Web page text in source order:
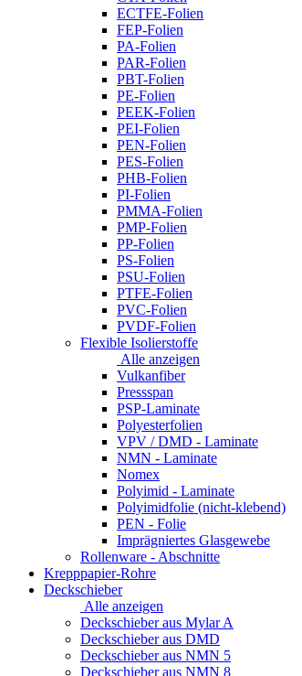
ECTFE-Folien
FEP-Folien
PA-Folien
PAR-Folien
PBT-Folien
PE-Folien
PEEK-Folien
PEI-Folien
PEN-Folien
PES-Folien
PHB-Folien
PI-Folien
PMMA-Folien
PMP-Folien
PP-Folien
PS-Folien
PSU-Folien
PTFE-Folien
PVC-Folien
PVDF-Folien
Flexible Isolierstoffe
Alle anzeigen
Vulkanfiber
Pressspan
PSP-Laminate
Polyesterfolien
VPV / DMD - Laminate
NMN - Laminate
Nomex
Polyimid - Laminate
Polyimidfolie (nicht-klebend)
PEN - Folie
Imprägniertes Glasgewebe
Rollenware - Abschnitte
Krepppapier-Rohre
Deckschieber
Alle anzeigen
Deckschieber aus Mylar A
Deckschieber aus DMD
Deckschieber aus NMN 5
Deckschieber aus NMN 8